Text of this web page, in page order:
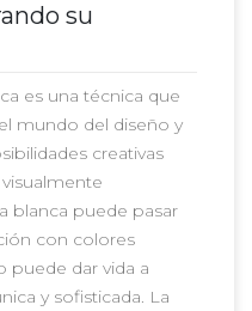
su
es una técnica que
mundo del diseño y
creativas
blanca puede pasar
con colores
puede dar vida a
y sofisticada. La